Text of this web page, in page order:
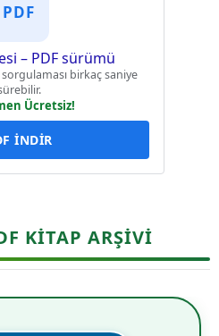
PDF
– PDF sürümü
sorgulaması birkaç saniye
Ücretsiz!
İNDİR
KİTAP ARŞİVİ